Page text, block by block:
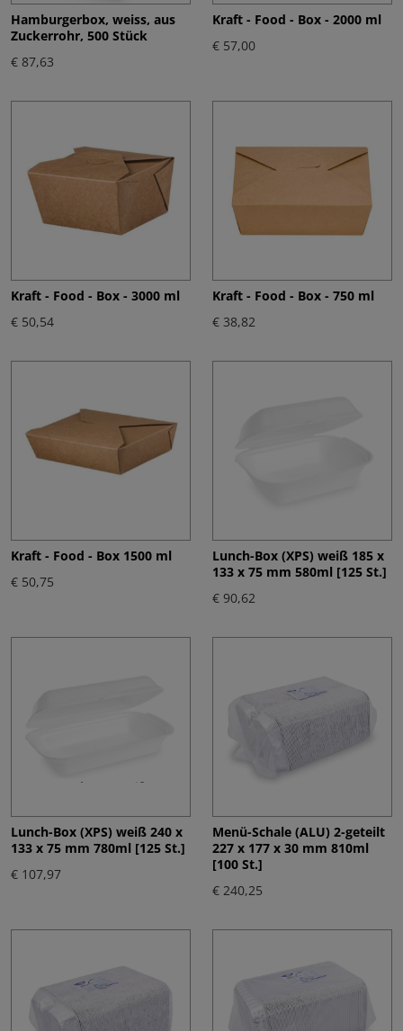
Hamburgerbox, weiss, aus
Zuckerrohr, 500 Stück
€ 87,63
Kraft - Food - Box - 2000 ml
€ 57,00
Kraft - Food - Box - 3000 ml
€ 50,54
Kraft - Food - Box - 750 ml
€ 38,82
Kraft - Food - Box 1500 ml
€ 50,75
Lunch-Box (XPS) weiß 185 x
133 x 75 mm 580ml [125 St.]
€ 90,62
Lunch-Box (XPS) weiß 240 x
133 x 75 mm 780ml [125 St.]
€ 107,97
Menü-Schale (ALU) 2-geteilt
227 x 177 x 30 mm 810ml
[100 St.]
€ 240,25